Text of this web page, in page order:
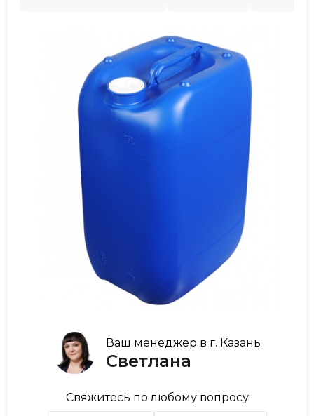
Ваш менеджер в г. Казань
Светлана
Свяжитесь по любому вопросу